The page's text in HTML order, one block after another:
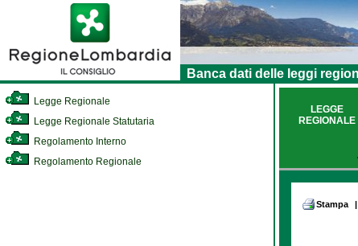
Banca dati delle leggi
Legge Regionale
Legge Regionale Statutaria
Regolamento Interno
Regolamento Regionale
LEGGE
REGIONALE
Stampa |